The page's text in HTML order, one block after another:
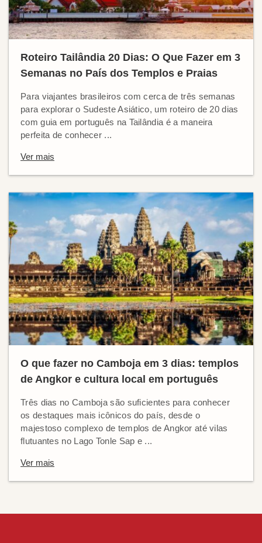
Roteiro Tailândia 20 Dias: O Que Fazer em 3
Semanas no País dos Templos e Praias
Para viajantes brasileiros com cerca de três semanas
para explorar o Sudeste Asiático, um roteiro de 20 dias
com guia em português na Tailândia é a maneira
perfeita de conhecer ...
Ver mais
O que fazer no Camboja em 3 dias: templos
de Angkor e cultura local em português
Três dias no Camboja são suficientes para conhecer
os destaques mais icônicos do país, desde o
majestoso complexo de templos de Angkor até vilas
flutuantes no Lago Tonle Sap e ...
Ver mais